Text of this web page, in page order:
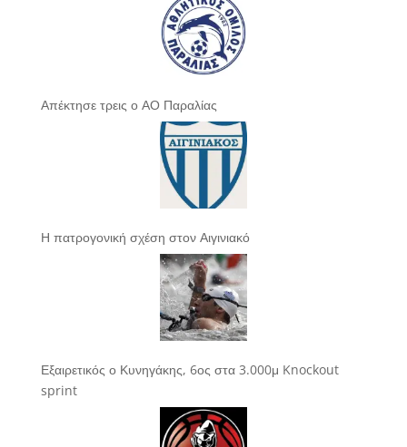
Απέκτησε τρεις ο ΑΟ Παραλίας
Η πατρογονική σχέση στον Αιγινιακό
Εξαιρετικός ο Κυνηγάκης, 6ος στα 3.000μ Knockout
sprint